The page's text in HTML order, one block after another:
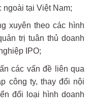
tại Việt Nam;
xuyên theo các hình
trị tuân thủ doanh
IPO;
các vấn đề liên qua
công ty, thay đổi nội
đổi loại hình doanh